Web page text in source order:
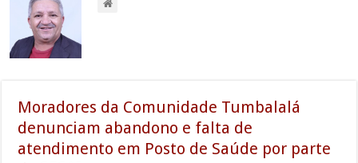
Moradores da Comunidade Tumbalalá
denunciam abandono e falta de
atendimento em Posto de Saúde por parte